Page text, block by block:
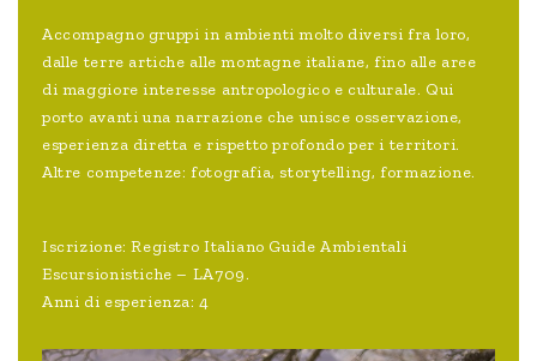
Accompagno gruppi in ambienti molto diversi fra loro,
dalle terre artiche alle montagne italiane, fino alle aree
di maggiore interesse antropologico e culturale. Qui
porto avanti una narrazione che unisce osservazione,
esperienza diretta e rispetto profondo per i territori.
Altre competenze: fotografia, storytelling, formazione.
Iscrizione: Registro Italiano Guide Ambientali
Escursionistiche – LA709.
Anni di esperienza: 4